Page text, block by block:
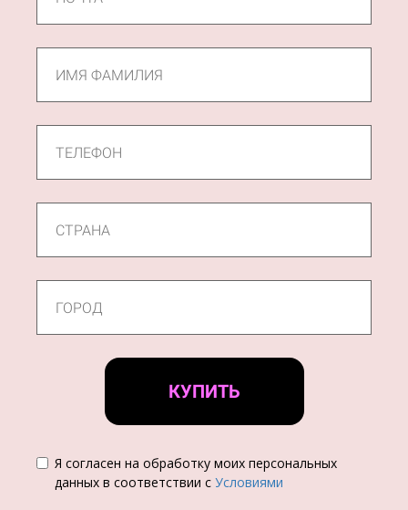
КУПИТЬ
Я согласен на обработку моих персональных
данных в соответствии с Условиями